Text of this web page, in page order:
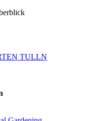
TULLN